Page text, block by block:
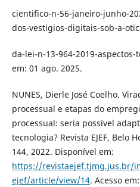
cientifico-n-56-janeiro-junho-
dos-vestigios-digitais-sob-a-
da-lei-n-13-964-2019-
em: 01 ago. 2025.
NUNES, Dierle José Coelho.
processual e etapas do
processual: seria possível
tecnologia? Revista EJEF, Belo
144, 2022. Disponível em:
https://revistaejef.tjmg.jus.br/
ejef/article/view/14. Acesso